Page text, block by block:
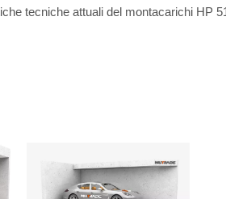
tecniche attuali del montacarichi HP